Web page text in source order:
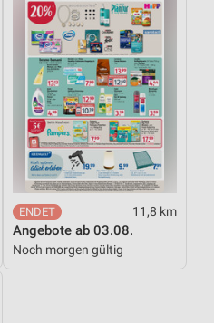
11,8 km
Angebote ab 03.08.
Noch morgen gültig